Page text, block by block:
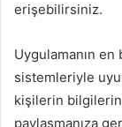
erişebilirsiniz.
Uygulamanın
sistemleriyle
kişilerin
paylaşmanıza